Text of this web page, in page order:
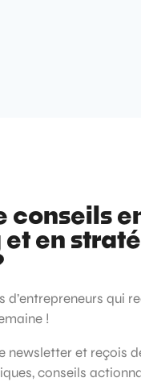
conseils
en
d’entrepreneurs qui
!
newsletter et reçois
conseils